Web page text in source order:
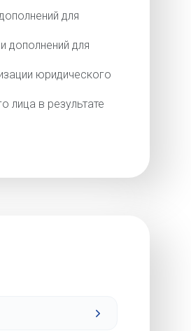
для
дополнений для
юридического
лица в результате